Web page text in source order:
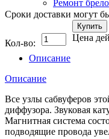
Ремонт
Сроки доставки могут
Кол-во:
Купить
Цена
Описание
Описание
Все узлы сабвуферов
диффузора. Звуковая
Магнитная система
подводящие провода